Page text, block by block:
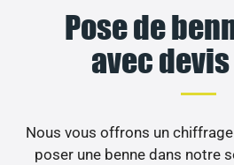
Pose de
avec
Nous vous offrons un
poser une benne dans notre